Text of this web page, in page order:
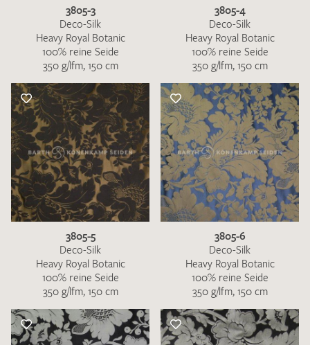
3805-3
Deco-Silk
Heavy Royal Botanic
100% reine Seide
350 g/lfm, 150 cm
3805-4
Deco-Silk
Heavy Royal Botanic
100% reine Seide
350 g/lfm, 150 cm
3805-5
Deco-Silk
Heavy Royal Botanic
100% reine Seide
350 g/lfm, 150 cm
3805-6
Deco-Silk
Heavy Royal Botanic
100% reine Seide
350 g/lfm, 150 cm